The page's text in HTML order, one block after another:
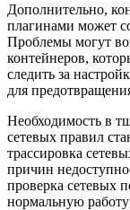
Дополнительно,
плагинами может
Проблемы могут
контейнеров,
следить за
для
Необходимость в
сетевых правил
трассировка
причин
проверка сетевых
нормальную работу